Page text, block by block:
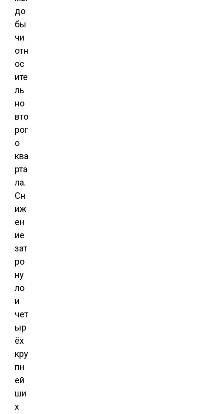
до
бы
чи
отн
ос
ите
ль
но
вто
рог
о
ква
рта
ла.
Сн
иж
ен
ие
зат
ро
ну
ло
и
чет
ыр
ёх
кру
пн
ей
ши
х